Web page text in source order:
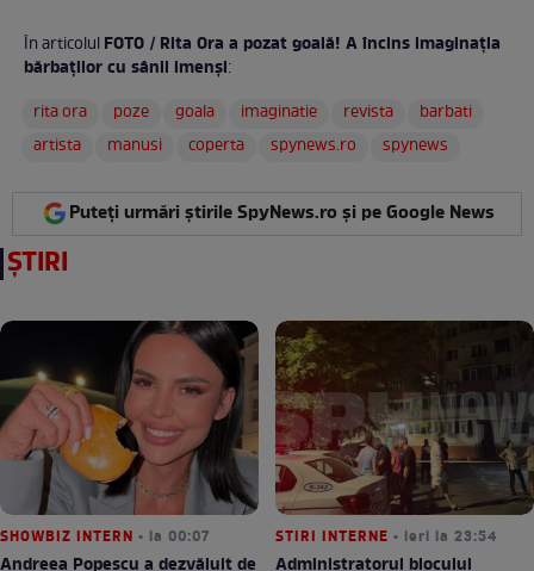
În articolulFOTO / Rita Ora a pozat goală! A încins imaginaţia
bărbaţilor cu sânii imenşi:
rita ora
poze goala imaginatie revista
barbati
artista
manusi coperta spynews.ro spynews
Puteți urmări știrile SpyNews.ro și pe Google News
ȘTIRI
SHOWBIZ INTERN • la 00:07
Andreea Popescu a dezvăluit de
STIRI INTERNE • ieri la 23:54
Administratorul blocului